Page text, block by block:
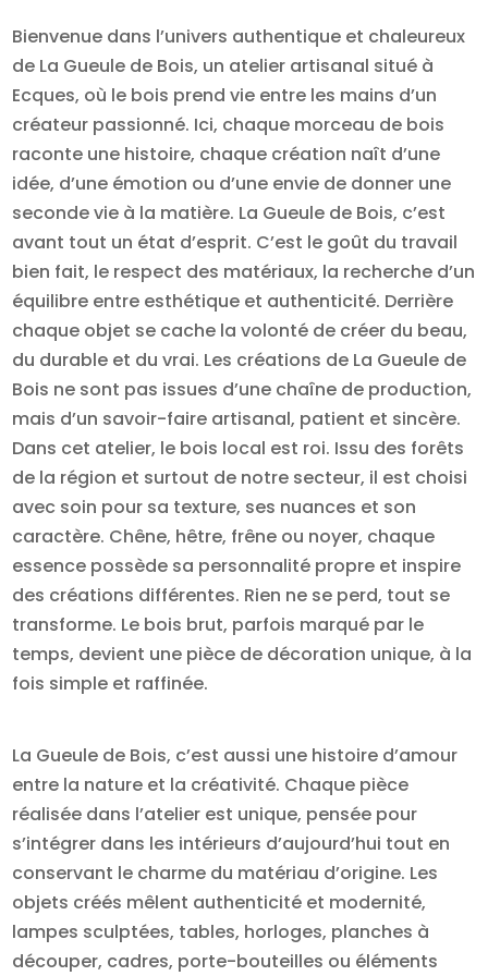
Bienvenue dans l’univers authentique et chaleureux
de La Gueule de Bois, un atelier artisanal situé à
Ecques, où le bois prend vie entre les mains d’un
créateur passionné. Ici, chaque morceau de bois
raconte une histoire, chaque création naît d’une
idée, d’une émotion ou d’une envie de donner une
seconde vie à la matière. La Gueule de Bois, c’est
avant tout un état d’esprit. C’est le goût du travail
bien fait, le respect des matériaux, la recherche d’un
équilibre entre esthétique et authenticité. Derrière
chaque objet se cache la volonté de créer du beau,
du durable et du vrai. Les créations de La Gueule de
Bois ne sont pas issues d’une chaîne de production,
mais d’un savoir-faire artisanal, patient et sincère.
Dans cet atelier, le bois local est roi. Issu des forêts
de la région et surtout de notre secteur, il est choisi
avec soin pour sa texture, ses nuances et son
caractère. Chêne, hêtre, frêne ou noyer, chaque
essence possède sa personnalité propre et inspire
des créations différentes. Rien ne se perd, tout se
transforme. Le bois brut, parfois marqué par le
temps, devient une pièce de décoration unique, à la
fois simple et raffinée.
La Gueule de Bois, c’est aussi une histoire d’amour
entre la nature et la créativité. Chaque pièce
réalisée dans l’atelier est unique, pensée pour
s’intégrer dans les intérieurs d’aujourd’hui tout en
conservant le charme du matériau d’origine. Les
objets créés mêlent authenticité et modernité,
lampes sculptées, tables, horloges, planches à
découper, cadres, porte-bouteilles ou éléments